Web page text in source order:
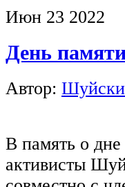
Июн 23 2022
День
Автор:
В память о
активисты